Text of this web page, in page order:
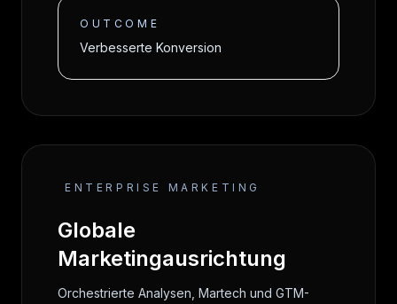
OUTCOME
Verbesserte Konversion
ENTERPRISE MARKETING
Globale
Marketingausrichtung
Orchestrierte Analysen, Martech und GTM-